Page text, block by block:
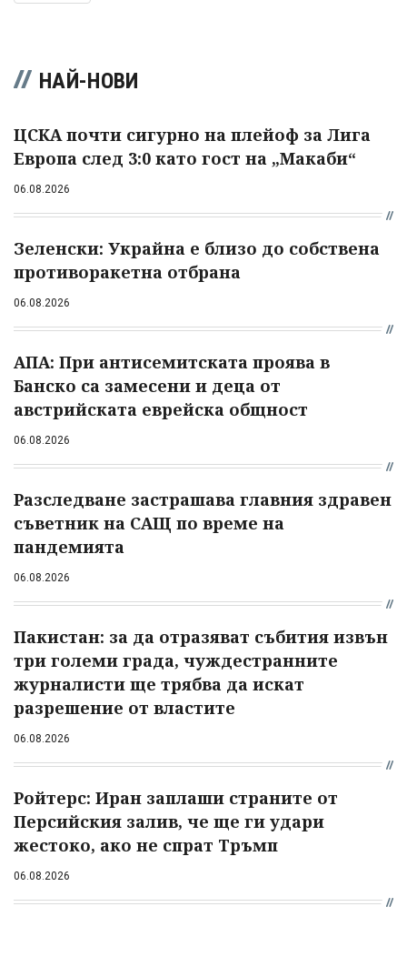
НАЙ-НОВИ
ЦСКА почти сигурно на плейоф за Лига
Европа след 3:0 като гост на „Макаби“
06.08.2026
Зеленски: Украйна е близо до собствена
противоракетна отбрана
06.08.2026
АПА: При антисемитската проява в
Банско са замесени и деца от
австрийската еврейска общност
06.08.2026
Разследване застрашава главния здравен
съветник на САЩ по време на
пандемията
06.08.2026
Пакистан: за да отразяват събития извън
три големи града, чуждестранните
журналисти ще трябва да искат
разрешение от властите
06.08.2026
Ройтерс: Иран заплаши страните от
Персийския залив, че ще ги удари
жестоко, ако не спрат Тръмп
06.08.2026